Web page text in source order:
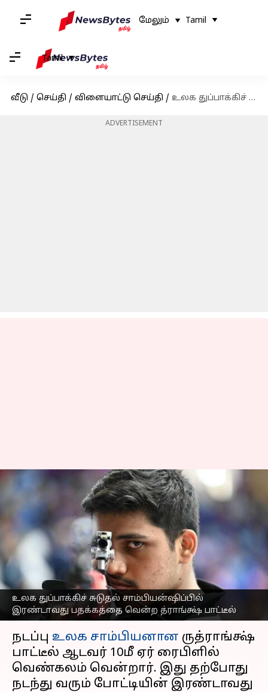
மேலும் Tamil
Tamil
வீடு / செய்தி / விளையாட்டு செய்தி / உலக துப்பாக்கிச் சுடுதல் சாம்பியன்ஷிப் : இரண்டாவது பதக்கத்தை வென்ற ருத்ராங்க்ஷ் பாட்டீல்
ADVERTISEMENT
உலக துப்பாக்கிச் சுடுதல் சாம்பியன்ஷிப்பில்
இரண்டாவது பதக்கத்தை வென்ற த்ராங்க்ஷ் பாட்டீல்
உலக துப்பாக்கிச் சுடுதல்
சாம்பியன்ஷிப் :
இரண்டாவது பதக்கத்தை
வென்ற ருத்ராங்க்ஷ்
பாட்டீல்
எழுதியவர் Sekar Chinnappan Mar 24, 2023 07:12 pm
செய்தி முன்னோட்டம்
நடப்பு உலக சாம்பியனான ருத்ராங்க்ஷ்
பாட்டீல் ஆடவர் 10மீ ஏர் ரைபிளில்
வெண்கலம் வென்றார். இது தற்போது
நடந்து வரும் போட்டியின் இரண்டாவது